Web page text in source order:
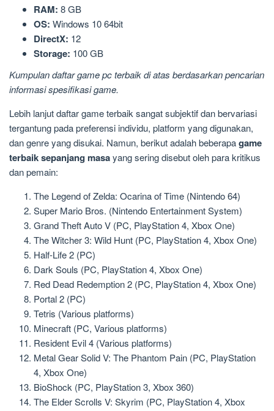
RAM: 8 GB
OS: Windows 10 64bit
DirectX: 12
Storage: 100 GB
Kumpulan daftar game pc terbaik di atas berdasarkan pencarian
informasi spesifikasi game.
Lebih lanjut daftar game terbaik sangat subjektif dan bervariasi
tergantung pada preferensi individu, platform yang digunakan,
dan genre yang disukai. Namun, berikut adalah beberapagame
terbaik sepanjang masayang sering disebut oleh para kritikus
dan pemain:
The Legend of Zelda: Ocarina of Time (Nintendo 64)
Super Mario Bros. (Nintendo Entertainment System)
Grand Theft Auto V (PC, PlayStation 4, Xbox One)
The Witcher 3: Wild Hunt (PC, PlayStation 4, Xbox One)
Half-Life 2 (PC)
Dark Souls (PC, PlayStation 4, Xbox One)
Red Dead Redemption 2 (PC, PlayStation 4, Xbox One)
Portal 2 (PC)
Tetris (Various platforms)
Minecraft (PC, Various platforms)
Resident Evil 4 (Various platforms)
Metal Gear Solid V: The Phantom Pain (PC, PlayStation
4, Xbox One)
BioShock (PC, PlayStation 3, Xbox 360)
The Elder Scrolls V: Skyrim (PC, PlayStation 4, Xbox